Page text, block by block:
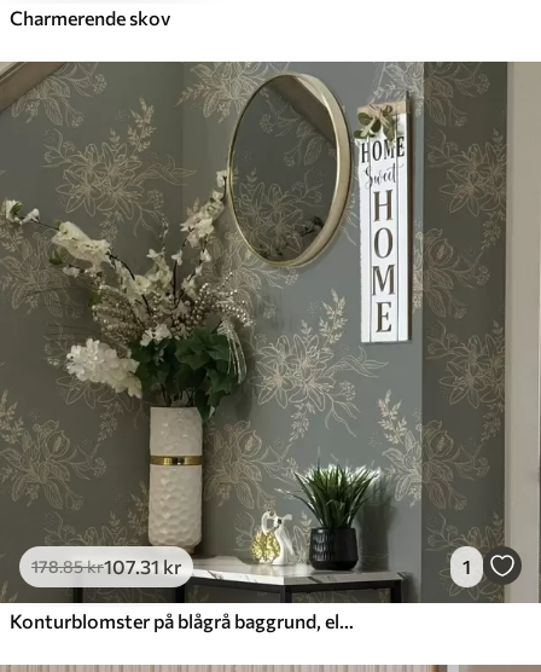
Charmerende skov
178.85kr107.31 kr 1
Konturblomster på blågrå baggrund, elegant botanisk mønster